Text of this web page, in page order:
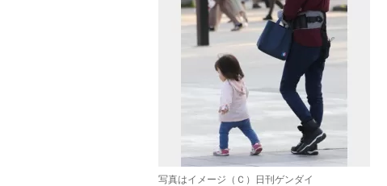
写真はイメージ（Ｃ）日刊ゲンダイ